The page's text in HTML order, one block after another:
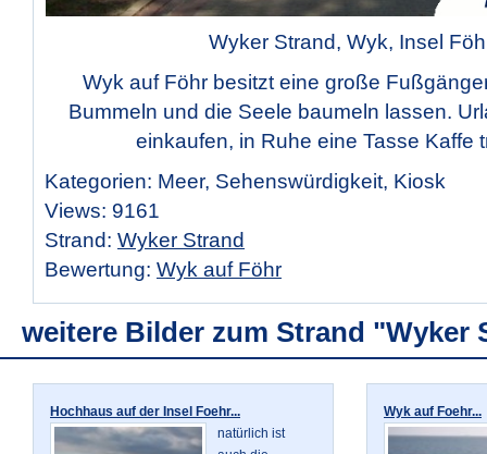
Wyker Strand, Wyk, Insel
Wyk auf Föhr besitzt eine große
Bummeln und die Seele baumeln lassen.
einkaufen, in Ruhe eine Tasse Kaffe
Kategorien: Meer, Sehenswürdigkeit, Kiosk
Views: 9161
Strand: Wyker Strand
Bewertung: Wyk auf Föhr
weitere Bilder zum Strand "Wyker
Hochhaus auf der Insel Foehr...
natürlich ist
Wyk auf Foehr...